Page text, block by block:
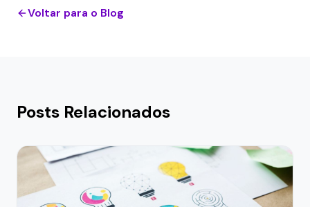
Voltar para o Blog
Posts Relacionados